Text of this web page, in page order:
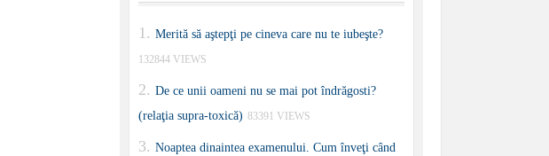
Merită să aştepţi pe cineva care nu te iubeşte?
132844 VIEWS
De ce unii oameni nu se mai pot îndrăgosti?
(relaţia supra-toxică) 83391 VIEWS
Noaptea dinaintea examenului. Cum înveţi când